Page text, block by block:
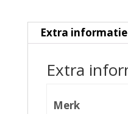
Extra informatie
Extra
Merk